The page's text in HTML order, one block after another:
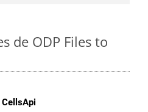
de ODP Files to